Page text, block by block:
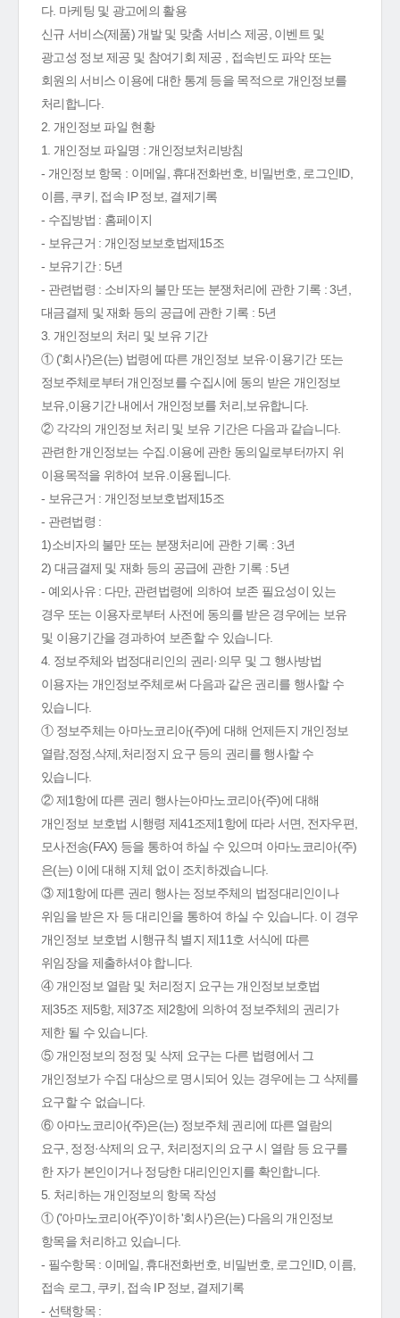
다. 마케팅 및 광고에의 활용
신규 서비스(제품) 개발 및 맞춤 서비스 제공, 이벤트 및
광고성 정보 제공 및 참여기회 제공 , 접속빈도 파악 또는
회원의 서비스 이용에 대한 통계 등을 목적으로 개인정보를
처리합니다.
2. 개인정보 파일 현황
1. 개인정보 파일명 : 개인정보처리방침
- 개인정보 항목 : 이메일, 휴대전화번호, 비밀번호, 로그인ID,
이름, 쿠키, 접속 IP 정보, 결제기록
- 수집방법 : 홈페이지
- 보유근거 : 개인정보보호법제15조
- 보유기간 : 5년
- 관련법령 : 소비자의 불만 또는 분쟁처리에 관한 기록 : 3년,
대금결제 및 재화 등의 공급에 관한 기록 : 5년
3. 개인정보의 처리 및 보유 기간
① ('회사')은(는) 법령에 따른 개인정보 보유·이용기간 또는
정보주체로부터 개인정보를 수집시에 동의 받은 개인정보
보유,이용기간 내에서 개인정보를 처리,보유합니다.
② 각각의 개인정보 처리 및 보유 기간은 다음과 같습니다.
관련한 개인정보는 수집.이용에 관한 동의일로부터까지 위
이용목적을 위하여 보유.이용됩니다.
- 보유근거 : 개인정보보호법제15조
- 관련법령 :
1)소비자의 불만 또는 분쟁처리에 관한 기록 : 3년
2) 대금결제 및 재화 등의 공급에 관한 기록 : 5년
- 예외사유 : 다만, 관련법령에 의하여 보존 필요성이 있는
경우 또는 이용자로부터 사전에 동의를 받은 경우에는 보유
및 이용기간을 경과하여 보존할 수 있습니다.
4. 정보주체와 법정대리인의 권리·의무 및 그 행사방법
이용자는 개인정보주체로써 다음과 같은 권리를 행사할 수
있습니다.
① 정보주체는 아마노코리아(주)에 대해 언제든지 개인정보
열람,정정,삭제,처리정지 요구 등의 권리를 행사할 수
있습니다.
② 제1항에 따른 권리 행사는아마노코리아(주)에 대해
개인정보 보호법 시행령 제41조제1항에 따라 서면, 전자우편,
모사전송(FAX) 등을 통하여 하실 수 있으며 아마노코리아(주)
은(는) 이에 대해 지체 없이 조치하겠습니다.
③ 제1항에 따른 권리 행사는 정보주체의 법정대리인이나
위임을 받은 자 등 대리인을 통하여 하실 수 있습니다. 이 경우
개인정보 보호법 시행규칙 별지 제11호 서식에 따른
위임장을 제출하셔야 합니다.
④ 개인정보 열람 및 처리정지 요구는 개인정보보호법
제35조 제5항, 제37조 제2항에 의하여 정보주체의 권리가
제한 될 수 있습니다.
⑤ 개인정보의 정정 및 삭제 요구는 다른 법령에서 그
개인정보가 수집 대상으로 명시되어 있는 경우에는 그 삭제를
요구할 수 없습니다.
⑥ 아마노코리아(주)은(는) 정보주체 권리에 따른 열람의
요구, 정정·삭제의 요구, 처리정지의 요구 시 열람 등 요구를
한 자가 본인이거나 정당한 대리인인지를 확인합니다.
5. 처리하는 개인정보의 항목 작성
① ('아마노코리아(주)'이하 '회사')은(는) 다음의 개인정보
항목을 처리하고 있습니다.
- 필수항목 : 이메일, 휴대전화번호, 비밀번호, 로그인ID, 이름,
접속 로그, 쿠키, 접속 IP 정보, 결제기록
- 선택항목 :